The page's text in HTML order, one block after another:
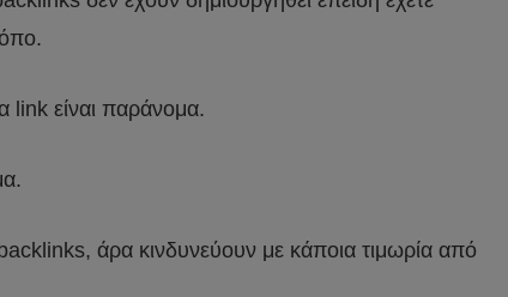
link είναι παράνομα.
άρα κινδυνεύουν με κάποια τιμωρία από